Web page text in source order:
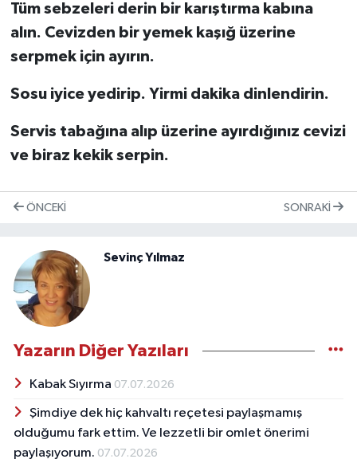
Tüm sebzeleri derin bir karıştırma kabına
alın. Cevizden bir yemek kaşığ üzerine
serpmek için ayırın.
Sosu iyice yedirip. Yirmi dakika dinlendirin.
Servis tabağına alıp üzerine ayırdığınız cevizi
ve biraz kekik serpin.
ÖNCEKI SONRAKI
Sevinç Yılmaz
Yazarın Diğer Yazıları
Kabak Sıyırma 07.07.2026
Şimdiye dek hiç kahvaltı reçetesi paylaşmamış
olduğumu fark ettim. Ve lezzetli bir omlet önerimi
paylaşıyorum. 07.07.2026